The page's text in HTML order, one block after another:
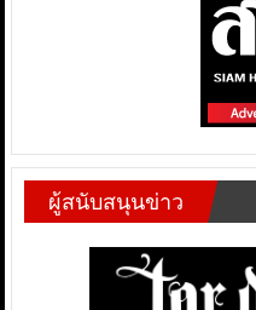
ผู้สนับสนุนข่าว